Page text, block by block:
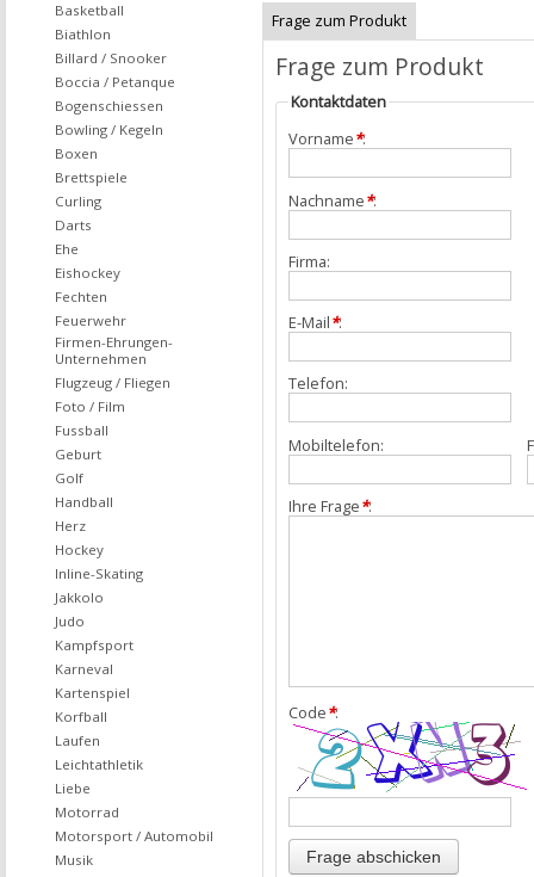
Frage zum Produkt
Frage zum Produkt
Kontaktdaten
Vorname*:
Nachname*:
Firma:
E-Mail*:
Telefon:
Mobiltelefon:
Ihre Frage*:
Code*:
Basketball
Biathlon
Billard / Snooker
Boccia / Petanque
Bogenschiessen
Bowling / Kegeln
Boxen
Brettspiele
Curling
Darts
Ehe
Eishockey
Fechten
Feuerwehr
Firmen-Ehrungen-
Unternehmen
Flugzeug / Fliegen
Foto / Film
Fussball
Geburt
Golf
Handball
Herz
Hockey
Inline-Skating
Jakkolo
Judo
Kampfsport
Karneval
Kartenspiel
Korfball
Laufen
Leichtathletik
Liebe
Motorrad
Motorsport / Automobil
Musik